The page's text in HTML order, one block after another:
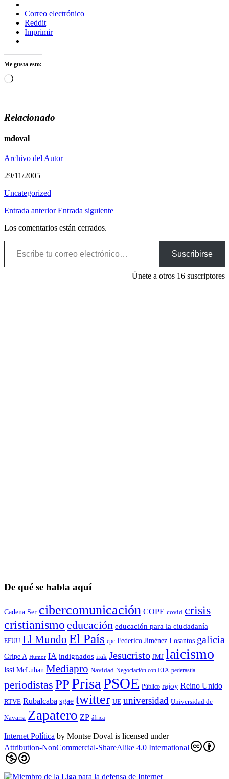
Correo electrónico
Reddit
Imprimir
Me gusta esto:
Cargando...
Relacionado
mdoval
Archivo del Autor
29/11/2005
Uncategorized
Entrada anterior Entrada siguiente
Los comentarios están cerrados.
Escribe tu correo electrónico…
Suscribirse
Únete a otros 16 suscriptores
De qué se habla aquí
Cadena Ser cibercomunicación COPE covid crisis
cristianismo educación educación para la ciudadaní­a
EEUU El Mundo El País epc Federico Jiménez Losantos galicia
Gripe A Humor IA indignados irak Jesucristo JMJ laicismo
lssi McLuhan Mediapro Navidad Negociación con ETA pederastia
periodistas PPPrisaPSOE Público rajoy Reino Unido
RTVE Rubalcaba sgae twitter UE universidad Universidad de
Navarra Zapatero ZP áfrica
Internet Política by Montse Doval is licensed under
Attribution-NonCommercial-ShareAlike 4.0 International